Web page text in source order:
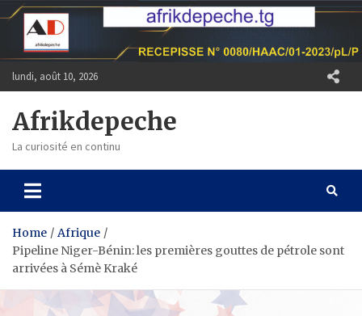
Skip
content
lundi, août 10, 2026
Afrikdepeche
La curiosité en continu
Home
Afrique
Pipeline Niger-Bénin: les premières gouttes de pétrole sont
arrivées à Sémè Kraké